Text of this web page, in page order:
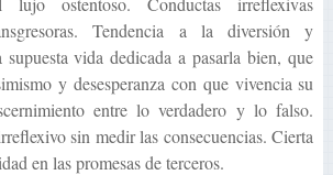
Tendencia a la diversión y
vida dedicada a pasarla bien, que
y desesperanza con que vivencia su
entre lo verdadero y lo falso.
sin medir las consecuencias. Cierta
en las promesas de terceros.